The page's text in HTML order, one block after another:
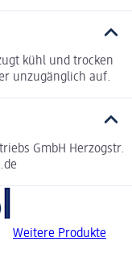
kühl und trocken
unzugänglich auf.
GmbH Herzogstr.
Weitere Produkte